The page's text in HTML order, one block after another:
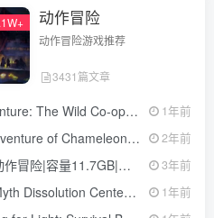
动作冒险
动作冒险游戏推荐
3431篇文章
动作冒险|容量1.2GB|免安装绿色中文版 1年前
动作冒险|容量1.8GB|免安装绿色中文版 2年前
11.7GB|免安装绿色中文版 3年前
动作冒险|容量3.4GB|免安装绿色中文版 1年前